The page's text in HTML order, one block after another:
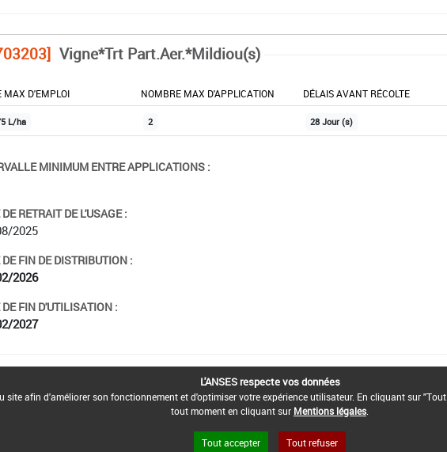
Vigne*Trt Part.Aer.*Mildiou(s)
MAX D'EMPLOI NOMBRE MAX D'APPLICATION DÉLAIS AVANT RÉCOLTE
L/ha 2 28 Jour (s)
MINIMUM ENTRE APPLICATIONS :
RETRAIT DE L'USAGE :
2025
DE FIN DE DISTRIBUTION :
2026
DE FIN D'UTILISATION :
2027
L'ANSES respecte vos données
afin d'améliorer son fonctionnement et d'optimiser votre expérience utilisateur. En cliquant sur
tout moment en cliquant sur Mentions légales
Tout accepter Tout refuser